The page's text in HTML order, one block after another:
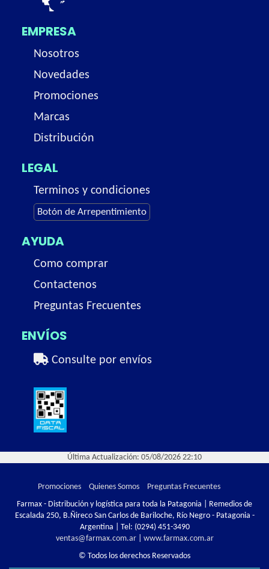
EMPRESA
Nosotros
Novedades
Promociones
Marcas
Distribución
LEGAL
Terminos y condiciones
Botón de Arrepentimiento
AYUDA
Como comprar
Contactenos
Preguntas Frecuentes
ENVÍOS
Consulte por envíos
Última Actualización: 05/08/2026 22:10
Promociones Quienes Somos
Preguntas Frecuentes
Farmax - Distribución y logística para toda la Patagonia | Remedios de
Escalada 250, B.Ñireco San Carlos de Bariloche, Río Negro - Patagonia -
Argentina | Tel: (0294) 451-3490
ventas@farmax.com.ar| www.farmax.com.ar
© Todos los derechos Reservados